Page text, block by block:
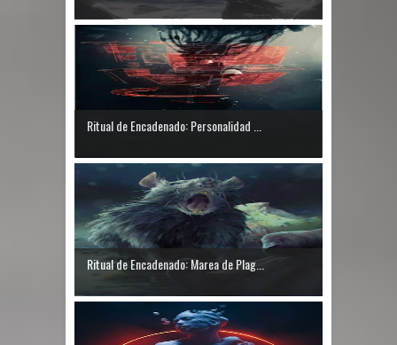
Ritual de Encadenado: Personalidad ...
Ritual de Encadenado: Marea de Plag...